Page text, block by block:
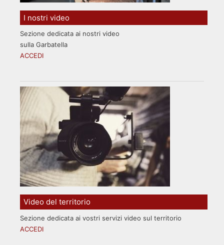
I nostri video
Sezione dedicata ai nostri video
sulla Garbatella
ACCEDI
Video del territorio
Sezione dedicata ai vostri servizi video sul territorio
ACCEDI